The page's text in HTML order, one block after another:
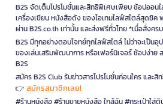
B2S จัดเต็มโปรโมชั่นและสิทธิพิเศษเพียบ ช้อปออน
เครื่องเขียน หนังสือดัง ของไอเทมไลฟ์สไตล์สุดชิ
ผ่าน B2S.co.th เท่านั้น และส่งฟรีทั่วไทย *เมื่อสั่งค
B2S มีทุกอย่างตอบโจทย์ทุกไลฟ์สไตล์ ไม่ว่าจะเป็น
ของเล่นเสริมพัฒนาการ หรือเฟอร์นิเจอร์ ช้อปง่าย
B2S
สมัคร B2S Club รับข่าวสารโปรโมชั่นก่อนใคร และ
👉 สมัครสมาชิกเลย!
#ร้านหนังสือ #ร้านขายหนังสือ ใกล้ฉัน #กระเป๋าใส่